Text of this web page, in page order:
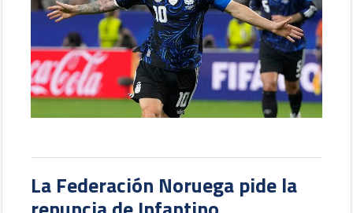
La Federación Noruega pide la